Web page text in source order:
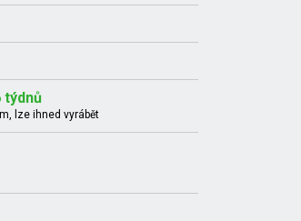
týdnů
lze ihned vyrábět